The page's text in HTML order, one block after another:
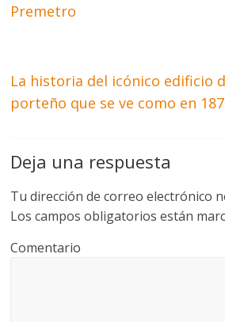
Premetro
La historia del icónico edificio
porteño que se ve como en
Deja una respuesta
Tu dirección de correo electrónico
Los campos obligatorios están
Comentario